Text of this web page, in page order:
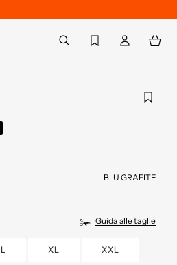
Torna a Il mio account
BLU GRAFITE
Guida alle taglie
L XL XXL